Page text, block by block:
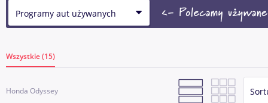
Wszystkie (15)
Honda Odyssey